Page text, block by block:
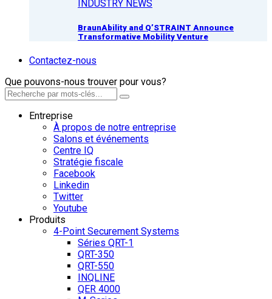
INDUSTRY NEWS
BraunAbility and Q’STRAINT Announce
Transformative Mobility Venture
Contactez-nous
Que pouvons-nous trouver pour vous?
Entreprise
À propos de notre entreprise
Salons et événements
Centre IQ
Stratégie fiscale
Facebook
Linkedin
Twitter
Youtube
Produits
4-Point Securement Systems
Séries QRT-1
QRT-350
QRT-550
INQLINE
QER 4000